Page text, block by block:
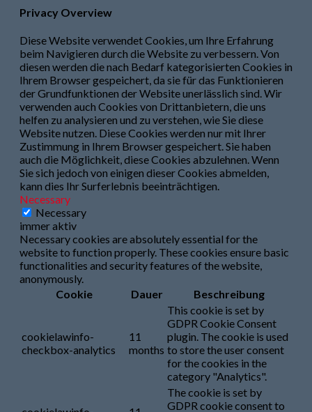
Privacy Overview
Diese Website verwendet Cookies, um Ihre Erfahrung
beim Navigieren durch die Website zu verbessern. Von
diesen werden die nach Bedarf kategorisierten Cookies in
Ihrem Browser gespeichert, da sie für das Funktionieren
der Grundfunktionen der Website unerlässlich sind. Wir
verwenden auch Cookies von Drittanbietern, die uns
helfen zu analysieren und zu verstehen, wie Sie diese
Website nutzen. Diese Cookies werden nur mit Ihrer
Zustimmung in Ihrem Browser gespeichert. Sie haben
auch die Möglichkeit, diese Cookies abzulehnen. Wenn
Sie sich jedoch von einigen dieser Cookies abmelden,
kann dies Ihr Surferlebnis beeinträchtigen.
Necessary
Necessary
immer aktiv
Necessary cookies are absolutely essential for the
website to function properly. These cookies ensure basic
functionalities and security features of the website,
anonymously.
Cookie
Dauer Beschreibung
cookielawinfo-
checkbox-analytics
11
months
This cookie is set by
GDPR Cookie Consent
plugin. The cookie is used
to store the user consent
for the cookies in the
category "Analytics".
The cookie is set by
GDPR cookie consent to